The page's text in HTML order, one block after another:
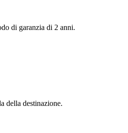
di garanzia di 2 anni.
della destinazione.